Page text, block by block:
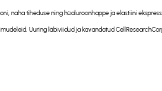
naha tiheduse ning hüaluroonhappe ja elastiini
Uuring läbiviidud ja kavandatud